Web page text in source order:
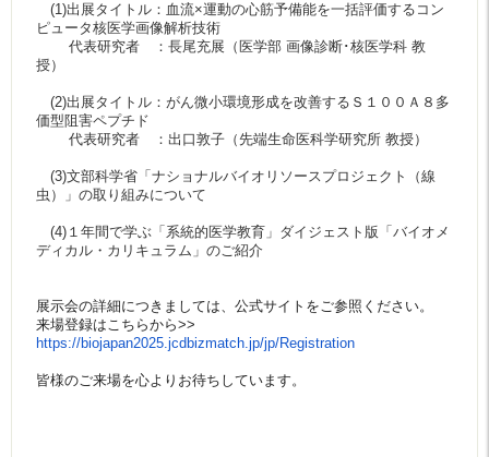
(1)出展タイトル：血流×運動の心筋予備能を一括評価するコン
ピュータ核医学画像解析技術
代表研究者 ：長尾充展（医学部 画像診断･核医学科 教
授）
(2)出展タイトル：がん微小環境形成を改善するＳ１００Ａ８多
価型阻害ペプチド
代表研究者 ：出口敦子（先端生命医科学研究所 教授）
(3)文部科学省「ナショナルバイオリソースプロジェクト（線
虫）」の取り組みについて
(4)１年間で学ぶ「系統的医学教育」ダイジェスト版「バイオメ
ディカル・カリキュラム」のご紹介
展示会の詳細につきましては、公式サイトをご参照ください。
来場登録はこちらから>>
https://biojapan2025.jcdbizmatch.jp/jp/Registration
皆様のご来場を心よりお待ちしています。